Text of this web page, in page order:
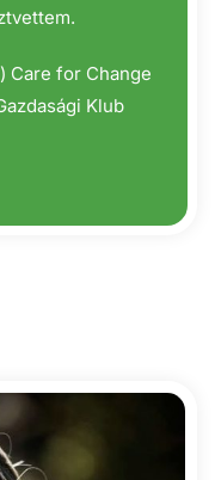
Care for Change
Klub